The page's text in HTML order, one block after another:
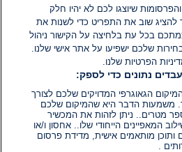
שיוצגו לכם לא יהיו חלק
להציג שוב את התפריט כדי לשנות את
בכל עת בלחיצה על הקישור ניהול
שלכם ישפיעו על אתר אישי שלנו.
הפרטיות שלנו.
נתונים כדי לספק:
הגאוגרפי המדויקים שלכם לצורך
משמעות הדבר היא שהמיקום שלכם
מטרים.. ניתן לזהות את המכשיר
המאפיינים הייחודי שלו.. אחסון ו/או
מותאמים אישית, מדידת פרסום
.